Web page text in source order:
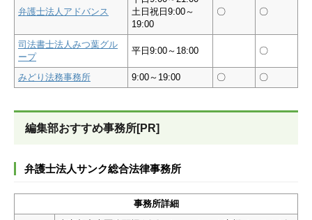
弁護士法人アドバンス
土日祝日9:00～
19:00
〇 〇
司法書士法人みつ葉グル
ープ
平日9:00～18:00 〇
みどり法務事務所 9:00～19:00 〇 〇
編集部おすすめ事務所[PR]
弁護士法人サンク総合法律事務所
事務所詳細